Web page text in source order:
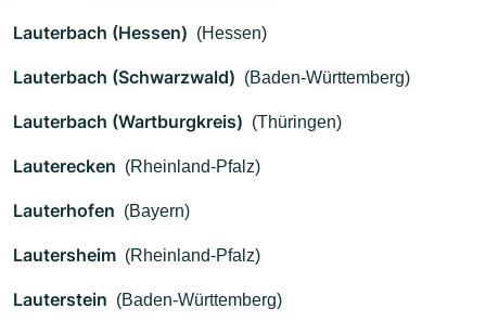
Lauterbach (Hessen) (Hessen)
Lauterbach (Schwarzwald) (Baden-Württemberg)
Lauterbach (Wartburgkreis) (Thüringen)
Lauterecken (Rheinland-Pfalz)
Lauterhofen (Bayern)
Lautersheim (Rheinland-Pfalz)
Lauterstein (Baden-Württemberg)